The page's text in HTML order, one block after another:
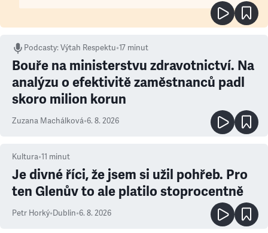
Podcasty:Výtah Respektu•17 minut
Bouře na ministerstvu zdravotnictví. Na
analýzu o efektivitě zaměstnanců padl
skoro milion korun
Zuzana Machálková•6. 8. 2026
Kultura•11 minut
Je divné říci, že jsem si užil pohřeb. Pro
ten Glenův to ale platilo stoprocentně
Petr Horký•Dublin•6. 8. 2026